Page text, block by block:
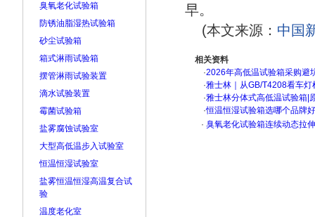
臭氧老化试验箱
防锈油脂湿热试验箱
砂尘试验箱
箱式淋雨试验箱
摆管淋雨试验装置
滴水试验装置
霉菌试验箱
盐雾腐蚀试验室
大型高低温步入试验室
恒温恒湿试验室
盐雾恒温恒湿高温复合试
验
温度老化室
早。
(本文来源： 中国
相关资料
·2026年高低温试验箱采购
·雅士林｜从GB/T4208看车
·雅士林分体式高低温试验箱|
·恒温恒湿试验箱选哪个品牌
· 臭氧老化试验箱连续动态拉